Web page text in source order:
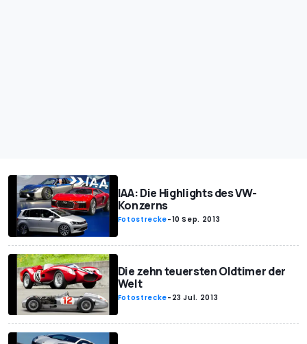
IAA: Die Highlights des VW-
Konzerns
Fotostrecke-10 Sep. 2013
Die zehn teuersten Oldtimer der
Welt
Fotostrecke- 23 Jul. 2013